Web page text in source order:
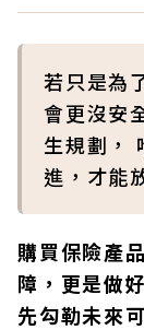
若只是為
會更沒安
生規劃，
進，才能
購買保險產
障，更是做
先勾勒未來